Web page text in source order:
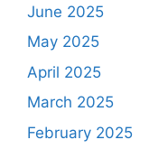
June 2025
May 2025
April 2025
March 2025
February 2025